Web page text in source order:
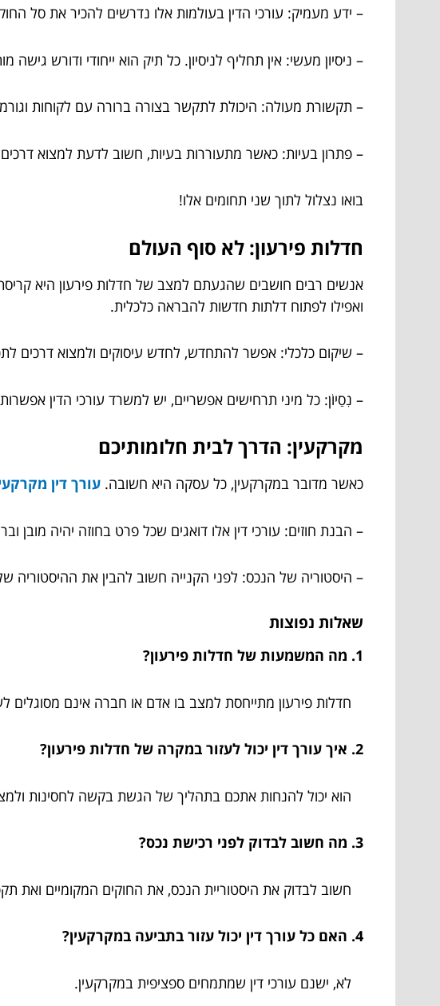
– ידע מעמיק: עורכי הדין בעולמות אלו נדרשים להכיר את סל
– ניסיון מעשי: אין תחליף לניסיון. כל תיק הוא ייחודי ודורש גישה
– תקשורת מעולה: היכולת לתקשר בצורה ברורה עם לקוחות
– פתרון בעיות: כאשר מתעוררות בעיות, חשוב לדעת למצוא דרכים
בואו נצלול לתוך שני תחומים אלו!
חדלות פירעון: לא סוף העולם
אנשים רבים חושבים שהגעתם למצב של חדלות פירעון היא קריסת
ואפילו לפתוח דלתות חדשות להבראה כלכלית.
– שיקום כלכלי: אפשר להתחדש, לחדש עיסוקים ולמצוא דרכים
– נִסַיוֹן: כל מיני תרחישים אפשריים, יש למשרד עורכי הדין
מקרקעין: הדרך לבית חלומותיכם
כאשר מדובר במקרקעין, כל עסקה היא חשובה. עורך דין
– הבנת חוזים: עורכי דין אלו דואגים שכל פרט בחוזה יהיה
– היסטוריה של הנכס: לפני הקנייה חשוב להבין את ההיסטוריה
שאלות נפוצות
1. מה המשמעות של חדלות פירעון?
חדלות פירעון מתייחסת למצב בו אדם או חברה אינם מסוגלים
2. איך עורך דין יכול לעזור במקרה של חדלות פירעון?
הוא יכול להנחות אתכם בתהליך של הגשת בקשה לחסינות
3. מה חשוב לבדוק לפני רכישת נכס?
חשוב לבדוק את היסטוריית הנכס, את החוקים המקומיים ואת
4. האם כל עורך דין יכול עזור בתביעה במקרקעין?
לא, ישנם עורכי דין שמתמחים ספציפית במקרקעין.